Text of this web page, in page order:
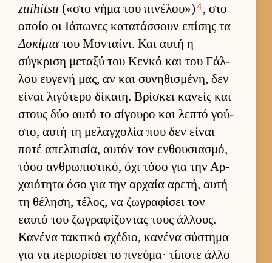
zuihitsu («στο νήμα του πινέλου»)4, στο
οποίο οι Ιάπωνες κατατάσ­σουν επίσης τα
Δοκίμιατου Μονταί­νι. Και αυτή η
σύγκριση μεταξύ του Κενκό και του Γάλ­
λου ευ­γενή μας, αν και συνηθισμένη, δεν
εί­ναι λιγότερο δίκαιη. Βρίσκει κανείς και
στους δύο αυτό το σίγουρο και λεπτό γού­
στο, αυτή τη μελαγ­χολία που δεν εί­ναι
ποτέ απελ­πισία, αυ­τόν τον εν­θου­σια­σμό,
τόσο αν­θρωπιστικό, όχι τόσο για την Αρ­
χαιότητα όσο για την αρ­χαία αρετή, αυτή
τη θέληση, τέλος, να ζωγραφίσει τον
εαυτό του ζωγραφίζοντας τους άλ­λους.
Κανένα τακτικό σχέδιο, κανένα σύστημα
για να περιο­ρίσει το πνεύ­μα· τίποτε άλλο